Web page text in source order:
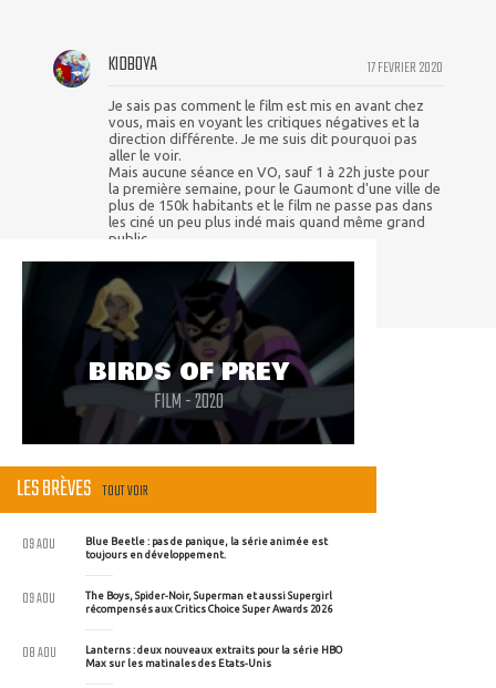
17 FEVRIER 2020
KIDBOYA
Je sais pas comment le film est mis en avant chez
vous, mais en voyant les critiques négatives et la
direction différente. Je me suis dit pourquoi pas
aller le voir.
Mais aucune séance en VO, sauf 1 à 22h juste pour
la première semaine, pour le Gaumont d'une ville de
plus de 150k habitants et le film ne passe pas dans
les ciné un peu plus indé mais quand même grand
public.
BIRDS OF PREY
FILM - 2020
LES BRÈVES TOUT VOIR
Blue Beetle : pas de panique, la série animée est
toujours en développement.
09 AOU
The Boys, Spider-Noir, Superman et aussi Supergirl
récompensés aux Critics Choice Super Awards 2026
09 AOU
Lanterns : deux nouveaux extraits pour la série HBO
Max sur les matinales des Etats-Unis
08 AOU